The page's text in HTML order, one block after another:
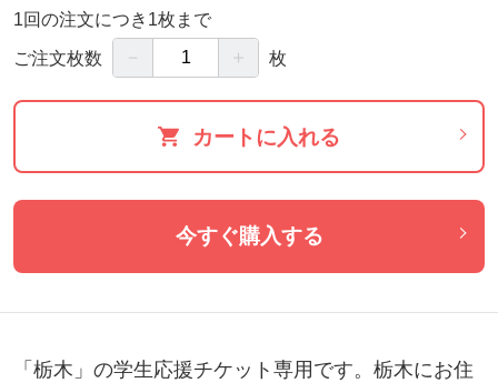
1回の注文につき1枚まで
ご注文枚数 － ＋ 枚
カートに入れる
今すぐ購入する
「栃木」の学生応援チケット専用です。栃木にお住